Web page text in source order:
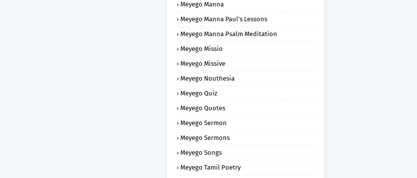
Meyego Manna
Meyego Manna Paul's Lessons
Meyego Manna Psalm Meditation
Meyego Missio
Meyego Missive
Meyego Nouthesia
Meyego Quiz
Meyego Quotes
Meyego Sermon
Meyego Sermons
Meyego Songs
Meyego Tamil Poetry